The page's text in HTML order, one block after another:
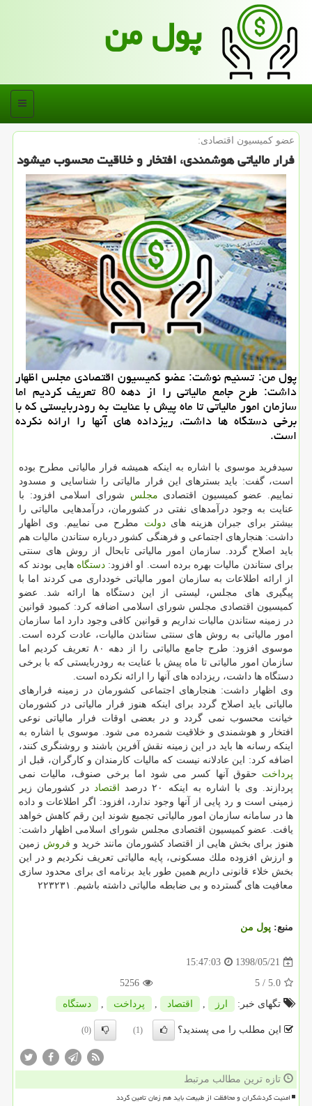
پول من
منو
عضو كمیسیون اقتصادی:
فرار مالیاتی هوشمندی، افتخار و خلاقیت محسوب می‎شود
پول من: تسنیم نوشت: عضو كمیسیون اقتصادی مجلس اظهار
داشت: طرح جامع مالیاتی را از دهه 80 تعریف كردیم اما
سازمان امور مالیاتی تا ماه پیش با عنایت به رودربایستی كه با
برخی دستگاه ها داشت، ریزداده های آنها را ارائه نكرده
است.
سیدفرید موسوی با اشاره به اینكه همیشه فرار مالیاتی مطرح بوده
است، ​گفت: باید بسترهای این فرار مالیاتی را شناسایی و مسدود
نماییم. عضو كمیسیون اقتصادی مجلس شورای اسلامی افزود: با
عنایت به وجود درآمدهای نفتی در كشورمان، درآمدهایی مالیاتی را
بیشتر برای جبران هزینه هایدولت مطرح می نماییم. وی اظهار
داشت: هنجارهای اجتماعی و فرهنگی كشور درباره ستاندن مالیات هم
باید اصلاح گردد. سازمان امور مالیاتی تابحال از روش های سنتی
برای ستاندن مالیات بهره برده است. او افزود:دستگاه هایی بودند كه
از ارائه اطلاعات به سازمان امور مالیاتی خودداری می كردند اما با
پیگیری های مجلس، لیستی از این دستگاه ها ارائه شد. عضو
كمیسیون اقتصادی مجلس شورای اسلامی اضافه كرد: كمبود قوانین
در زمینه ستاندن مالیات نداریم و قوانین كافی وجود دارد اما سازمان
امور مالیاتی به روش های سنتی ستاندن مالیات، عادت كرده است.
موسوی افزود: طرح جامع مالیاتی را از دهه ۸۰ تعریف كردیم اما
سازمان امور مالیاتی تا ماه پیش با عنایت به رودربایستی كه با برخی
دستگاه ها داشت، ریزداده های آنها را ارائه نكرده است.
وی اظهار داشت: هنجارهای اجتماعی كشورمان در زمینه فرارهای
مالیاتی باید اصلاح گردد برای اینكه هنوز فرار مالیاتی در كشورمان
خیانت محسوب نمی گردد و در بعضی اوقات فرار مالیاتی نوعی
افتخار و هوشمندی و خلاقیت شمرده می شود. موسوی با اشاره به
اینكه رسانه ها باید در این زمینه نقش آفرین باشند و روشنگری كنند،
اضافه كرد: این عادلانه نیست كه مالیات كارمندان و كارگران، قبل از
پرداخت حقوق آنها كسر می شود اما برخی صنوف، مالیات نمی
پردازند. وی با اشاره به اینكه ۲۰ درصد
اقتصاد در كشورمان زیر
زمینی است و رد پایی از آنها وجود ندارد، افزود: اگر اطلاعات و داده
ها در سامانه سازمان امور مالیاتی تجمیع شوند این رقم كاهش خواهد
یافت. عضو كمیسیون اقتصادی مجلس شورای اسلامی اظهار داشت:
هنوز برای بخش هایی از اقتصاد كشورمان مانند خرید و فروش زمین
و ارزش افزوده ملك مسكونی، پایه مالیاتی تعریف نكردیم و در این
بخش خلاء قانونی داریم همین طور باید برنامه ای برای محدود سازی
معافیت های گسترده و بی ضابطه مالیاتی داشته باشیم. ۲۲۳۲۳۱
منبع: پول من
1398/05/21
15:47:03
5.0
/ 5
5256
تگهای خبر:
ارز , اقتصاد , پرداخت , دستگاه
این مطلب را می پسندید؟ (1)
(0)
تازه ترین مطالب مرتبط
امنیت گردشگران و محافظت از طبیعت باید هم زمان تامین گردد